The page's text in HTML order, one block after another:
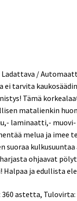
/
ei tarvita
Tämä
matalienkin
laminaatti,-
melua ja imee
kulkusuuntaa
ohjaavat
Halpaa ja edullista
astetta, Tulovirta: